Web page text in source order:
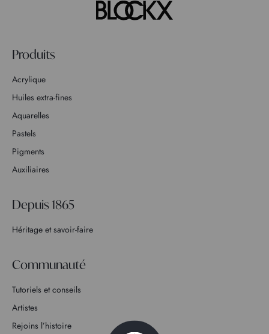
Produits
Acrylique
Huiles extra-fines
Aquarelles
Pastels
Pigments
Auxiliaires
Depuis 1865
Héritage et savoir-faire
Communauté
Tutoriels et conseils
Artistes
Rejoins l’histoire